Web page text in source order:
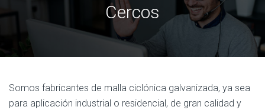
Cercos
Somos fabricantes de malla ciclónica galvanizada, ya sea
para aplicación industrial o residencial, de gran calidad y